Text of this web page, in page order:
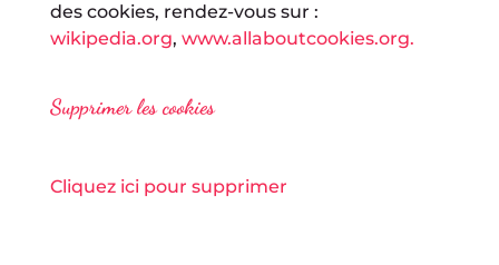
des cookies, rendez-vous sur :
wikipedia.org, www.allaboutcookies.org.
Supprimer les cookies
Cliquez ici pour supprimer